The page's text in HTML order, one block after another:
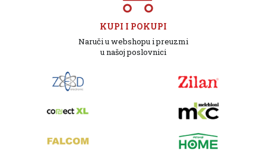
KUPI I POKUPI
Naruči u webshopu i preuzmi
u našoj poslovnici